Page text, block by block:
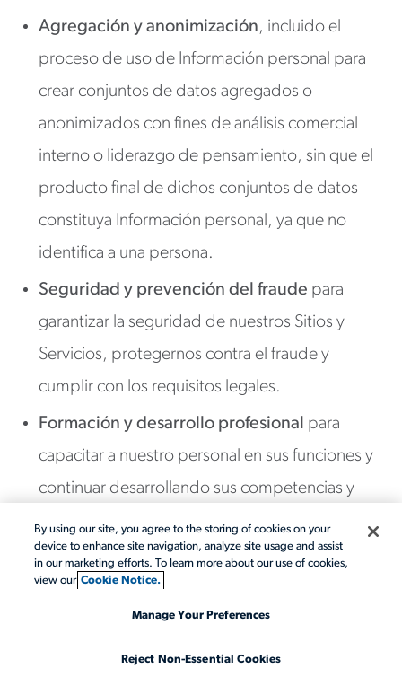
Agregación y anonimización, incluido el
proceso de uso de Información personal para
crear conjuntos de datos agregados o
anonimizados con fines de análisis comercial
interno o liderazgo de pensamiento, sin que el
producto final de dichos conjuntos de datos
constituya Información personal, ya que no
identifica a una persona.
Seguridad y prevención del fraude para
garantizar la seguridad de nuestros Sitios y
Servicios, protegernos contra el fraude y
cumplir con los requisitos legales.
Formación y desarrollo profesional para
capacitar a nuestro personal en sus funciones y
continuar desarrollando sus competencias y
estándares profesionales.
Cumplimiento de las leyes, acciones legales
y asesoramiento profesional
cumplimiento de todas las leyes y normativas y
el tratamiento de las acciones legales o la
By using our site, you agree to the storing of cookies on your
device to enhance site navigation, analyze site usage and assist
in our marketing efforts. To learn more about our use of cookies,
view our Cookie Notice.
Manage Your Preferences
Reject Non-Essential Cookies